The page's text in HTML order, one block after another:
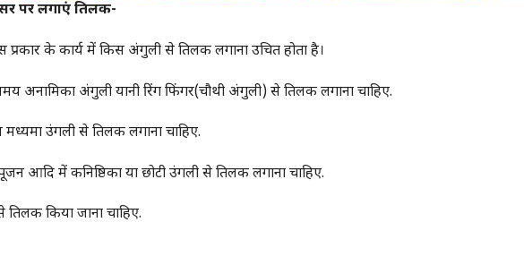
पर लगाएं तिलक-
के कार्य में किस अंगुली से तिलक लगाना उचित होता है।
अनामिका अंगुली यानी रिंग फिंगर(चौथी अंगुली) से तिलक लगाना चाहिए.
मध्यमा उंगली से तिलक लगाना चाहिए.
आदि में कनिष्ठिका या छोटी उंगली से तिलक लगाना चाहिए.
तिलक किया जाना चाहिए.